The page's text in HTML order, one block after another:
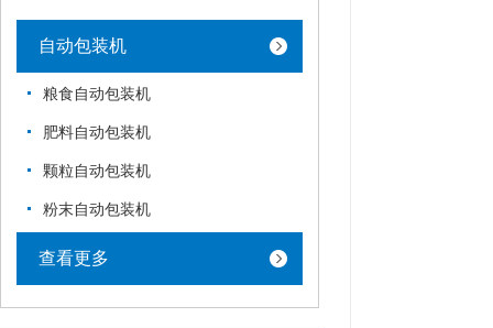
自动包装机
粮食自动包装机
肥料自动包装机
颗粒自动包装机
粉末自动包装机
查看更多